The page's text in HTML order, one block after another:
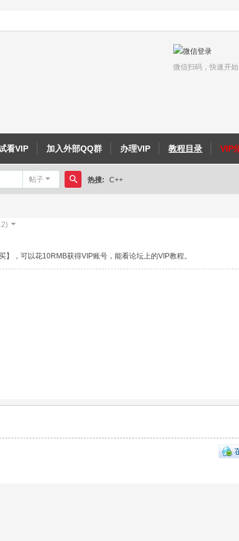
微信扫码，快速开始
看VIP 加入外部QQ群 办理VIP 教程目录 VIP
帖子
搜
热搜: C++
】，可以花10RMB获得VIP账号，能看论坛上的VIP教程。